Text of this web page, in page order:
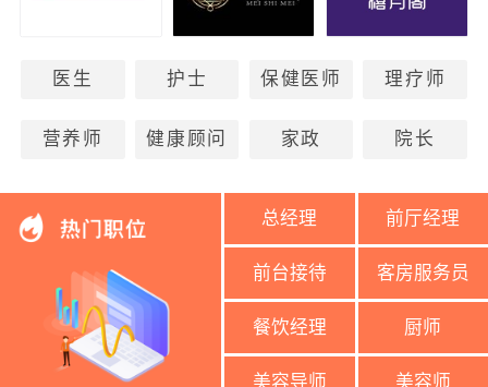
医生 护士 保健医师 理疗师
营养师 健康顾问 家政 院长
总经理 前厅经理
前台接待 客房服务员
餐饮经理 厨师
美容导师 美容师